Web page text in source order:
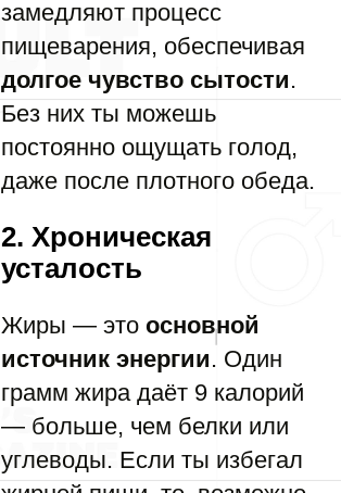
замедляют процесс
пищеварения, обеспечивая
долгое чувство сытости.
Без них ты можешь
постоянно ощущать голод,
даже после плотного обеда.
2. Хроническая
усталость
Жиры — это основной
источник энергии. Один
грамм жира даёт 9 калорий
— больше, чем белки или
углеводы. Если ты избегал